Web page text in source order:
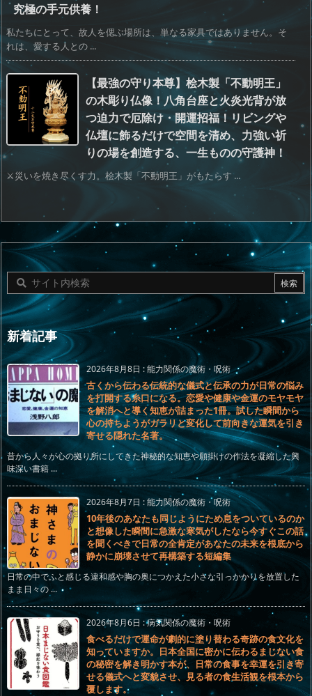
究極の手元供養！
私たちにとって、故人を偲ぶ場所は、単なる家具ではありません。そ
れは、愛する人との ...
【最強の守り本尊】桧木製「不動明王」
の木彫り仏像！八角台座と火炎光背が放
つ迫力で厄除け・開運招福！リビングや
仏壇に飾るだけで空間を清め、力強い祈
りの場を創造する、一生ものの守護神！
⚔️災いを焼き尽くす力。桧木製「不動明王」がもたらす ...
新着記事
2026年8月8日 :能力関係の魔術・呪術
古くから伝わる伝統的な儀式と伝承の力が日常の悩み
を打開する糸口になる。恋愛や健康や金運のモヤモヤ
を解消へと導く知恵が詰まった1冊。試した瞬間から
心の持ちようがガラリと変化して前向きな運気を引き
寄せる隠れた名著。
昔から人々が心の拠り所にしてきた神秘的な知恵や願掛けの作法を凝縮した興
味深い書籍 ...
2026年8月7日 :能力関係の魔術・呪術
10年後のあなたも同じようにため息をついているのか
と想像した瞬間に急激な寒気がしたなら今すぐこの話
を聞くべきで日常の全肯定があなたの未来を根底から
静かに崩壊させて再構築する短編集
日常の中でふと感じる違和感や胸の奥につかえた小さな引っかかりを放置した
まま日々の ...
2026年8月6日 :病気関係の魔術・呪術
食べるだけで運命が劇的に塗り替わる奇跡の食文化を
知っていますか。日本全国に密かに伝わるまじない食
の秘密を解き明かす本が、日常の食事を幸運を引き寄
せる儀式へと変貌させ、見る者の食生活観を根本から
覆します。